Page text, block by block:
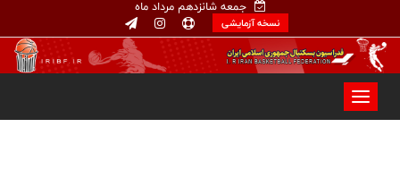
جمعه شانزدهم مرداد ماه
نسخه آزمایشی